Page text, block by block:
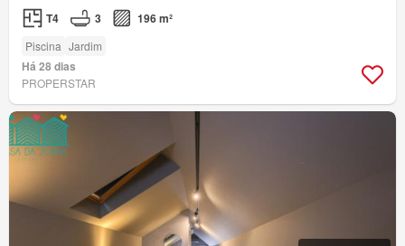
T4 3 196 m²
Piscina Jardim
Há 28 dias
PROPERSTAR